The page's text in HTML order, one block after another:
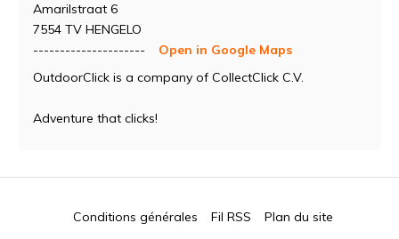
Amarilstraat 6
7554 TV HENGELO
---------------------
Open in Google Maps
OutdoorClick is a company of CollectClick C.V.
Adventure that clicks!
Conditions générales Fil RSS Plan du site